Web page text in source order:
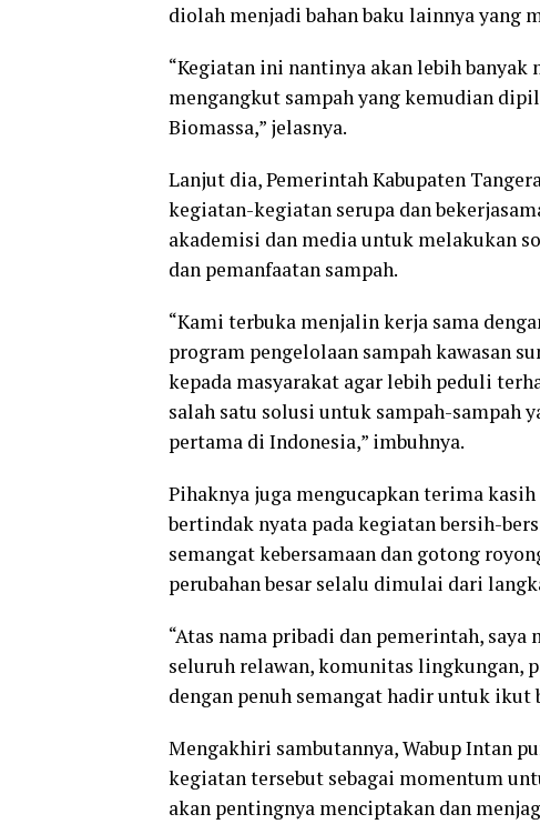
diolah menjadi bahan baku lainnya yang
“Kegiatan ini nantinya akan lebih
mengangkut sampah yang kemudian
Biomassa,” jelasnya.
Lanjut dia, Pemerintah Kabupaten
kegiatan-kegiatan serupa dan
akademisi dan media untuk melakukan
dan pemanfaatan sampah.
“Kami terbuka menjalin kerja sama
program pengelolaan sampah kawasan
kepada masyarakat agar lebih peduli
salah satu solusi untuk sampah-sampah
pertama di Indonesia,” imbuhnya.
Pihaknya juga mengucapkan terima
bertindak nyata pada kegiatan bersih-
semangat kebersamaan dan gotong
perubahan besar selalu dimulai dari
“Atas nama pribadi dan pemerintah,
seluruh relawan, komunitas lingkungan,
dengan penuh semangat hadir untuk ikut
Mengakhiri sambutannya, Wabup Intan
kegiatan tersebut sebagai momentum
akan pentingnya menciptakan dan